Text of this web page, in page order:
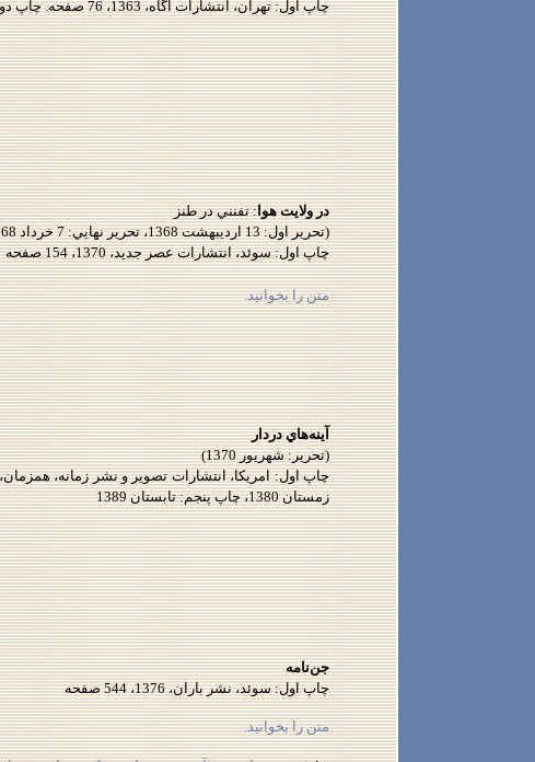
چاپ اول: تهران، انتشارات آگاه، 1363، 76 صفحه. چاپ دوم: 1379
در ولايت هوا: تفنني در طنز
(تحرير اول: 13 ارديبهشت 1368، تحرير نهايي: 7 خرداد 1368)
چاپ اول: سوئد، انتشارات عصر جديد، 1370، 154 صفحه
متن را بخوانيد.
آينه‌هاي دردار
(تحرير: شهريور 1370)
زمستان 1380، چاپ پنجم: تابستان 1389
جن‌نامه
چاپ اول: سوئد، نشر باران، 1376، 544 صفحه
متن را بخوانيد.